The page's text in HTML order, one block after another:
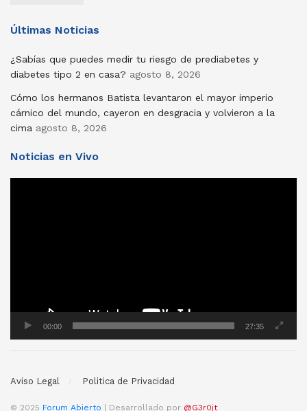
Últimas Noticias
¿Sabías que puedes medir tu riesgo de prediabetes y
diabetes tipo 2 en casa? agosto 8, 2026
Cómo los hermanos Batista levantaron el mayor imperio
cárnico del mundo, cayeron en desgracia y volvieron a la
cima agosto 8, 2026
Noticias en Vivo
00:00 27:35
Aviso Legal Politica de Privacidad
© 2025 Forum Abierto | Desarrollado por @G3r0jt